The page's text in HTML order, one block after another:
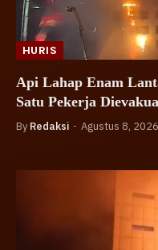
HURIS
Api Lahap Enam
Satu Pekerja
By Redaksi Agustus 8, 2026